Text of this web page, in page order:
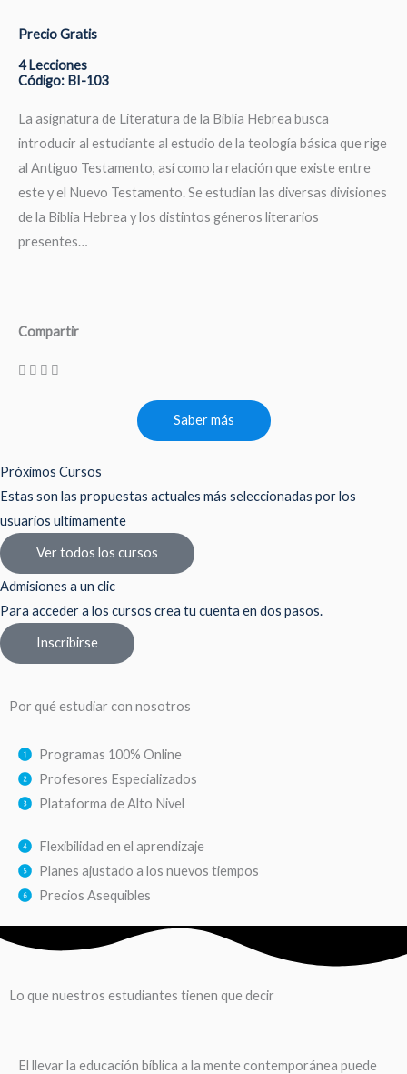
Precio Gratis
4 Lecciones
Código: BI-103
La asignatura de Literatura de la Biblia Hebrea busca
introducir al estudiante al estudio de la teología básica que rige
al Antiguo Testamento, así como la relación que existe entre
este y el Nuevo Testamento. Se estudian las diversas divisiones
de la Biblia Hebrea y los distintos géneros literarios
presentes…
Compartir
Saber más
Próximos Cursos
Estas son las propuestas actuales más seleccionadas por los
usuarios ultimamente
Ver todos los cursos
Admisiones a un clic
Para acceder a los cursos crea tu cuenta en dos pasos.
Inscribirse
Por qué estudiar con nosotros
Programas 100% Online
Profesores Especializados
Plataforma de Alto Nivel
Flexibilidad en el aprendizaje
Planes ajustado a los nuevos tiempos
Precios Asequibles
Lo que nuestros estudiantes tienen que decir
El llevar la educación bíblica a la mente contemporánea puede